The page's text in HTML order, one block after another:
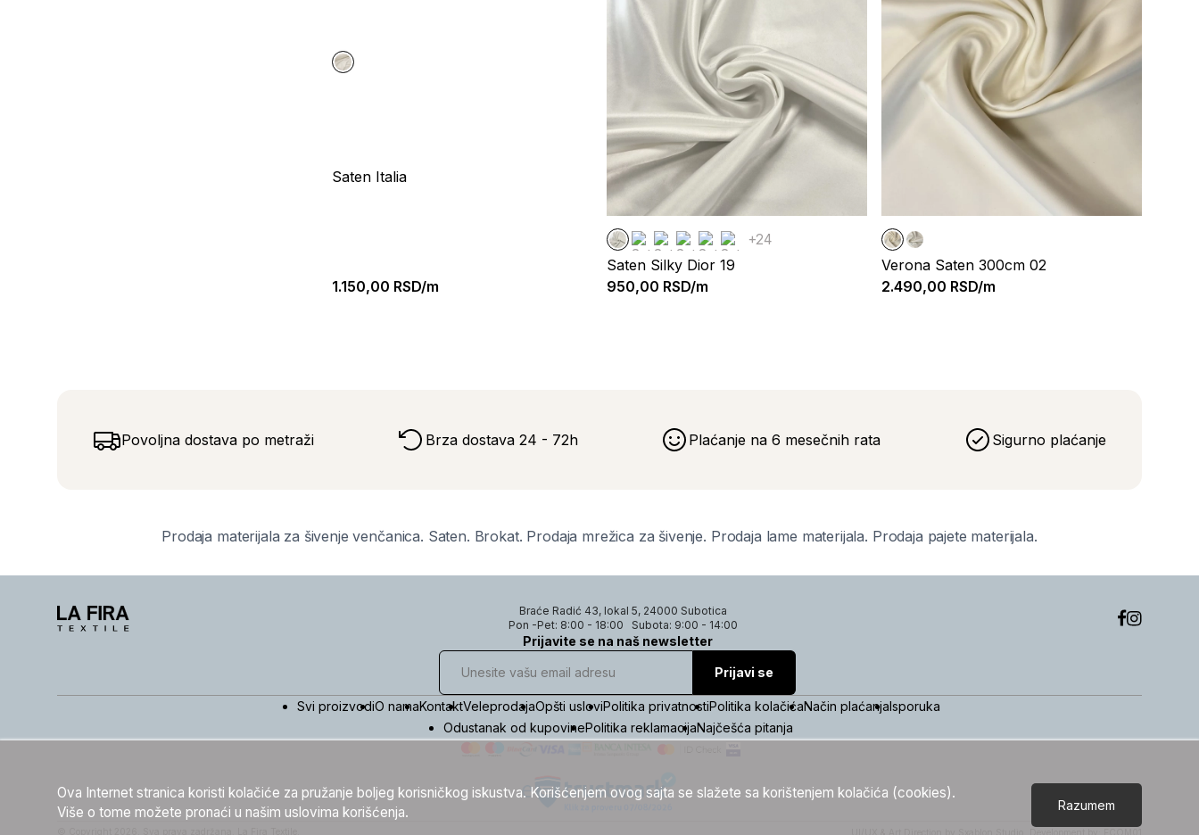
Saten Italia
1.150,00 RSD/m
+24
Saten Silky Dior 19
950,00 RSD/m
Verona Saten 300cm 02
2.490,00 RSD/m
Povoljna dostava po metraži Brza dostava 24 - 72h Plaćanje na 6 mesečnih rata Sigurno plaćanje
Prodaja materijala za šivenje venčanica. Saten. Brokat. Prodaja mrežica za šivenje. Prodaja lame materijala. Prodaja pajete materijala.
Braće Radić 43, lokal 5, 24000 Subotica
Pon -Pet: 8:00 - 18:00
Subota: 9:00 - 14:00
Prijavite se na naš newsletter
Prijavi se
Svi proizvodiO namaKontaktVeleprodajaOpšti usloviPolitika privatnostiPolitika kolačićaNačin plaćanjaIsporuka
Odustanak od kupovinePolitika reklamacijaNajčešća pitanja
Ova Internet stranica koristi kolačiće za pružanje boljeg korisničkog iskustva. Korišćenjem ovog sajta se slažete sa korištenjem kolačića (cookies).
Više o tome možete pronaći u našim uslovima korišćenja.
Razumem